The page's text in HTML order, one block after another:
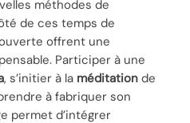
méthodes de
de ces temps de
offrent une
Participer à une
, s’initier à la méditation de
à fabriquer son
permet d’intégrer